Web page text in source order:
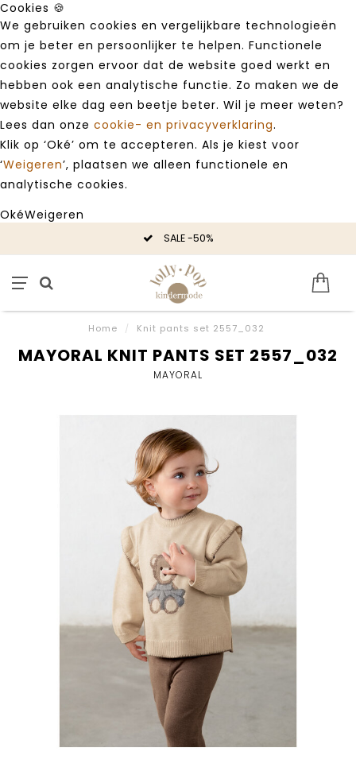
Cookies 🍪
We gebruiken cookies en vergelijkbare technologieën
om je beter en persoonlijker te helpen. Functionele
cookies zorgen ervoor dat de website goed werkt en
hebben ook een analytische functie. Zo maken we de
website elke dag een beetje beter. Wil je meer weten?
Lees dan onze cookie- en privacyverklaring.
Klik op ‘Oké’ om te accepteren. Als je kiest voor
‘Weigeren’, plaatsen we alleen functionele en
analytische cookies.
OkéWeigeren
SALE -50%
Home / Knit pants set 2557_032
MAYORAL KNIT PANTS SET 2557_032
MAYORAL